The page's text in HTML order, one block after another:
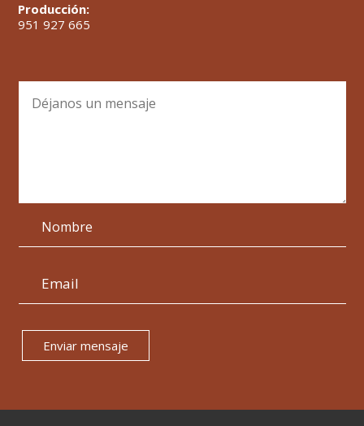
Producción:
951 927 665
Enviar mensaje